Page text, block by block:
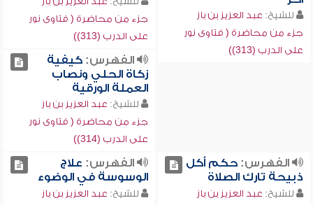
للشيخ: عبد العزيز بن باز
جزء من محاضرة ( فتاوى نور
على الدرب (313))
جزء من محاضرة ( فتاوى نور
على الدرب (313))
الفهرس:كيفية
زكاة الحلي ونصاب
العملة الورقية
للشيخ: عبد العزيز بن باز
جزء من محاضرة ( فتاوى نور
على الدرب (314))
الفهرس:حكم أكل
ذبيحة تارك الصلاة
للشيخ: عبد العزيز بن باز
الفهرس: علاج
الوسوسة في الوضوء
للشيخ: عبد العزيز بن باز